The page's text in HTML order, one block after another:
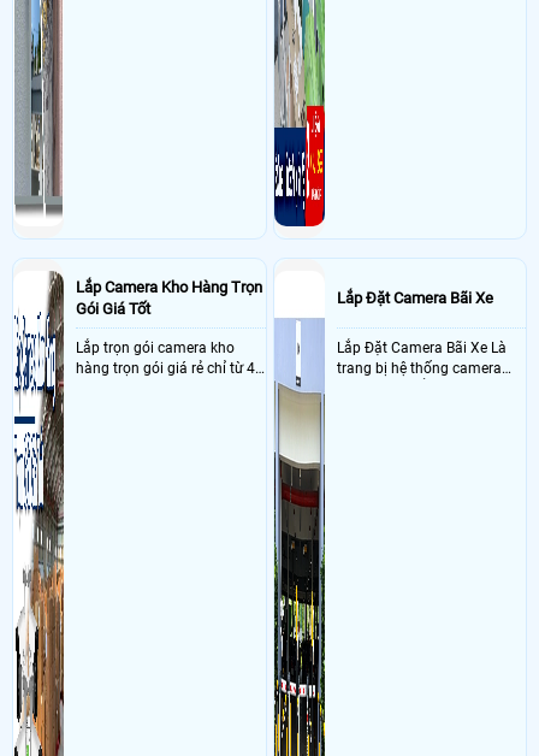
Lắp Camera Kho Hàng Trọn
Gói Giá Tốt
Lắp trọn gói camera kho
hàng trọn gói giá rẻ chỉ từ 4
Lắp Đặt Camera Bãi Xe
Lắp Đặt Camera Bãi Xe Là
trang bị hệ thống camera